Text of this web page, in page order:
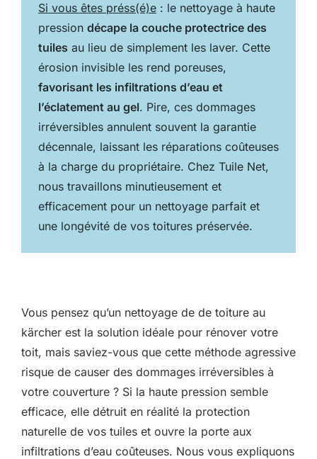
Si vous êtes préss(é)e : le nettoyage à haute
pression décape la couche protectrice des
tuiles au lieu de simplement les laver. Cette
érosion invisible les rend poreuses,
favorisant les infiltrations d’eau et
l’éclatement au gel. Pire, ces dommages
irréversibles annulent souvent la garantie
décennale, laissant les réparations coûteuses
à la charge du propriétaire. Chez Tuile Net,
nous travaillons minutieusement et
efficacement pour un nettoyage parfait et
une longévité de vos toitures préservée.
Vous pensez qu’un nettoyage de de toiture au
kärcher est la solution idéale pour rénover votre
toit, mais saviez-vous que cette méthode agressive
risque de causer des dommages irréversibles à
votre couverture ? Si la haute pression semble
efficace, elle détruit en réalité la protection
naturelle de vos tuiles et ouvre la porte aux
infiltrations d’eau coûteuses. Nous vous expliquons